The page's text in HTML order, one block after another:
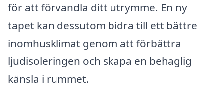
för att förvandla ditt utrymme. En ny
tapet kan dessutom bidra till ett bättre
inomhusklimat genom att förbättra
ljudisoleringen och skapa en behaglig
känsla i rummet.